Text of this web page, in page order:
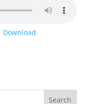
Download